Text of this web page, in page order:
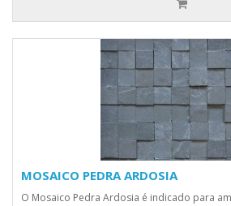
MOSAICO PEDRA ARDOSIA
O Mosaico Pedra Ardosia é indicado para